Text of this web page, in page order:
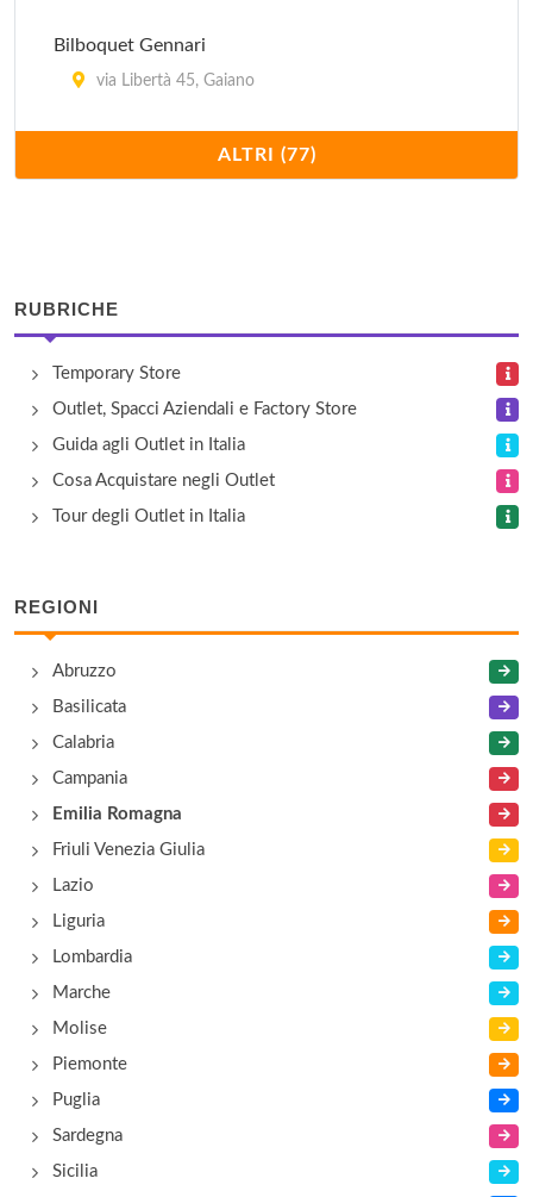
Bilboquet Gennari
via Libertà 45, Gaiano
via San Michele Campagna , Fidenza
Bormioli Rocco Casa
Viale Martiri della Libertà 1, Fidenza
Bose
via San Michele Campagna , Fidenza
Cafè Coton
via San Michele Campagna , Fidenza
ALTRI (77)
RUBRICHE
Temporary Store
Outlet, Spacci Aziendali e Factory Store
Guida agli Outlet in Italia
Cosa Acquistare negli Outlet
Tour degli Outlet in Italia
REGIONI
Abruzzo
Basilicata
Calabria
Campania
Emilia Romagna
Friuli Venezia Giulia
Lazio
Liguria
Lombardia
Marche
Molise
Piemonte
Puglia
Sardegna
Sicilia